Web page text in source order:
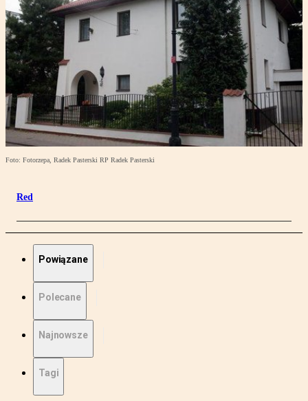
Foto: Fotorzepa, Radek Pasterski RP Radek Pasterski
Red
Powiązane
Polecane
Najnowsze
Tagi